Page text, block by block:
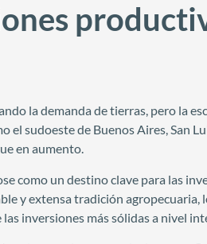
la demanda de tierras, pero la
el sudoeste de Buenos Aires, San
en aumento.
como un destino clave para las
y extensa tradición
inversiones más sólidas a nivel